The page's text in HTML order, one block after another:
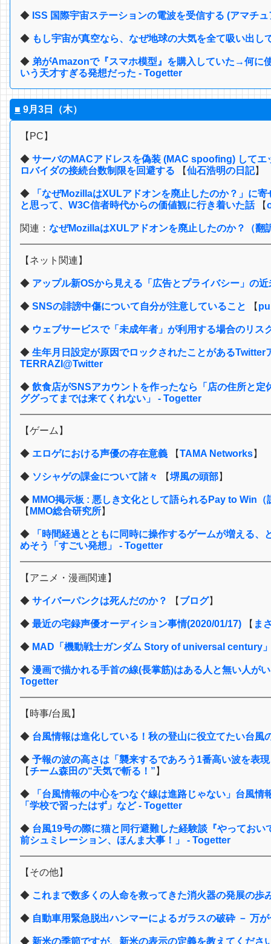
◆ ISS 国際宇宙ステーションの電波を受信する (アマチ
◆ もし宇宙が真空なら、なぜ地球の大気を全て吸い出し
◆ 弟がAmazonで『スマホ模型』を購入していた→何に
いう天才すぎる発想だった - Togetter
■ 9月3日（木）
【PC】
◆ サーバのMACアドレスを偽装 (MAC spoofing) して
ロバイダの接続台数制限を回避する 【仙石浩明の日記】
◆
「なぜMozillaはXULアドオンを廃止したのか？」
と思って、W3C信者時代からの価値観に行き着いた話【
関連： なぜMozillaはXULアドオンを廃止したのか？（翻
【ネット関連】
◆ アップル新OSから見える「広告とプライバシー」の
◆ SNSの誹謗中傷について自分が注意していること 【
◆ ウェブサービスで「未成年者」が利用する場合のリス
◆ 生年月日設定が原因でロックされたことがあるTwitter
TERRAZI@Twitter
◆ 飲食店がSNSアカウントを作ったなら「店の住所と
ググってまでは来てくれない」 - Togetter
【ゲーム】
◆ エロゲにおける声優の存在意義 【TAMA Networks】
◆ ソシャゲの課金について諸々 【堺風の頭部】
◆ MMO掲示板 : 悪しき文化として語られるPay to Win
【 MMO総合研究所】
◆
「時間経過とともに同時に操作するゲームが増える
めそう「すごい発想」 - Togetter
【アニメ・漫画関連】
◆ サイバーパンクは死んだのか？ 【 ブログ】
◆ 最近の宅録声優オーディション事情(2020/01/17) 【 ま
◆ MAD「機動戦士ガンダム Story of universal century
◆ 漫画で描かれる手首の線(長掌筋)はある人と無い人が
Togetter
【時事/台風】
◆ 台風情報は進化している！秋の登山に役立てたい台風
◆ 予報の波の高さは「襲来するであろう1番高い波を表
【チーム森田の“天気で斬る！” 】
◆
「台風情報の中心をつなぐ線は進路じゃない」台風
「学校で習ったはず」など - Togetter
◆ 台風19号の際に猫と同行避難した経験談『やってお
前シュミレーション、ほんま大事！」 - Togetter
【その他】
◆ これまで数多くの人命を救ってきた消火器の発展の歩
◆ 自動車用緊急脱出ハンマーによるガラスの破砕 － 万
◆ 新米の季節ですが、新米の表示の定義を教えてくだ